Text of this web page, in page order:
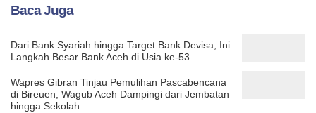
Baca Juga
Dari Bank Syariah hingga Target Bank Devisa, Ini
Langkah Besar Bank Aceh di Usia ke-53
Wapres Gibran Tinjau Pemulihan Pascabencana
di Bireuen, Wagub Aceh Dampingi dari Jembatan
hingga Sekolah